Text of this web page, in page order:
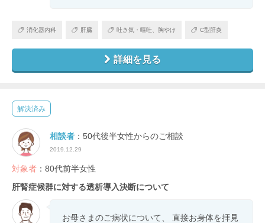
消化器内科 肝臓 吐き気・嘔吐、胸やけ C型肝炎
詳細を見る
解決済み
相談者 ：50代後半女性からのご相談
2019.12.29
対象者 ：80代前半女性
肝腎症候群に対する透析導入決断について
お母さまのご病状について、 直接お身体を拝見